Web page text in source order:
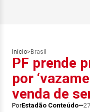
Início> Brasil
PF prende
por
venda de
PorEstadão Conteúdo